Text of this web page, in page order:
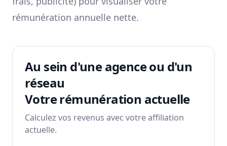
rémunération annuelle nette.
Au sein d'une agence ou d'un
réseau
Votre rémunération actuelle
Calculez vos revenus avec votre affiliation
actuelle.